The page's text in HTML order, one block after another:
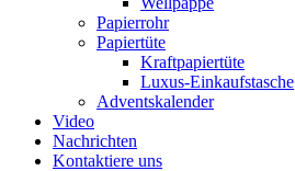
Papierrohr
Papiertüte
Kraftpapiertüte
Luxus-Einkaufstasche
Adventskalender
Video
Nachrichten
Kontaktiere uns